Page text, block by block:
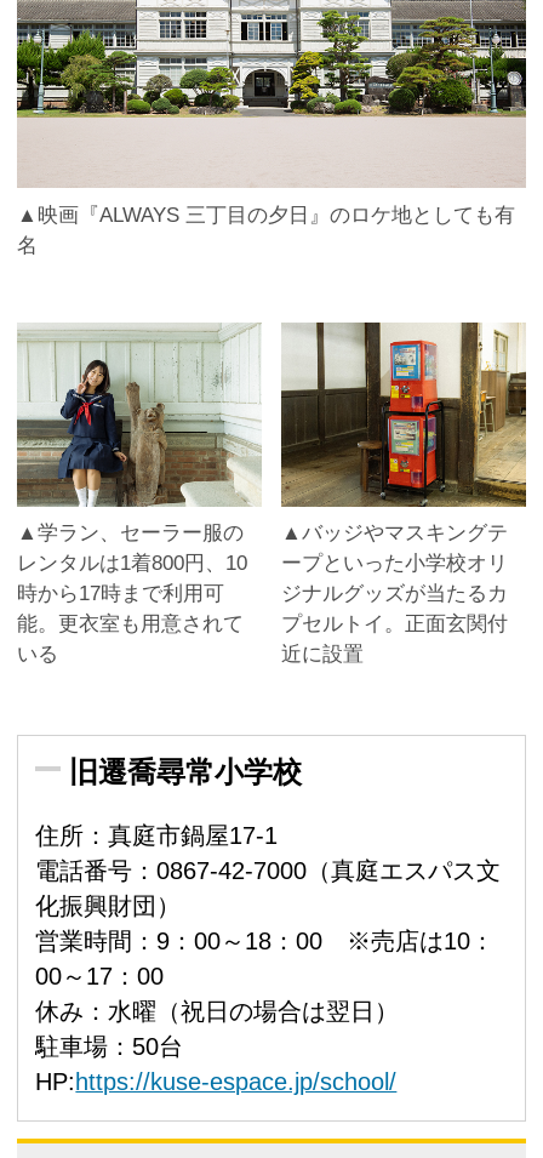
▲映画『ALWAYS 三丁目の夕日』のロケ地としても有
名
▲学ラン、セーラー服の
レンタルは1着800円、10
時から17時まで利用可
能。更衣室も用意されて
いる
▲バッジやマスキングテ
ープといった小学校オリ
ジナルグッズが当たるカ
プセルトイ。正面玄関付
近に設置
旧遷喬尋常小学校
住所：真庭市鍋屋17-1
電話番号：0867-42-7000（真庭エスパス文
化振興財団）
営業時間：9：00～18：00 ※売店は10：
00～17：00
休み：水曜（祝日の場合は翌日）
駐車場：50台
HP:https://kuse-espace.jp/school/